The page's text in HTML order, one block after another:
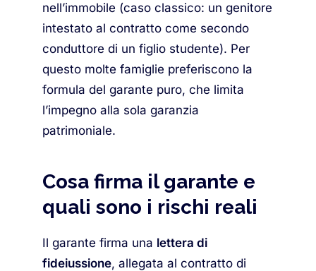
nell’immobile (caso classico: un genitore
intestato al contratto come secondo
conduttore di un figlio studente). Per
questo molte famiglie preferiscono la
formula del garante puro, che limita
l’impegno alla sola garanzia
patrimoniale.
Cosa firma il garante e
quali sono i rischi reali
Il garante firma una lettera di
fideiussione, allegata al contratto di